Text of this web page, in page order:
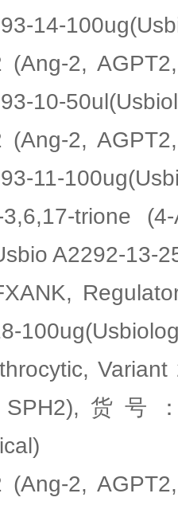
14-
(Ang-2,
10-
(Ang-2,
11-
3,6,17-trione
A2292-13-
货号
(Ang-2,